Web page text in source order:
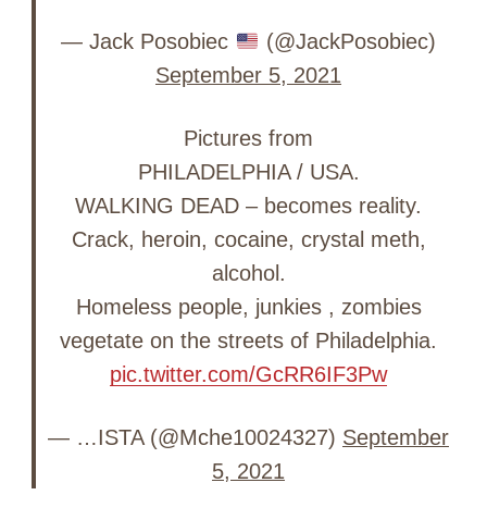
— Jack Posobiec
(@JackPosobiec)
September 5, 2021
Pictures from
PHILADELPHIA / USA.
WALKING DEAD – becomes reality.
Crack, heroin, cocaine, crystal meth,
alcohol.
Homeless people, junkies , zombies
vegetate on the streets of Philadelphia.
pic.twitter.com/GcRR6IF3Pw
— …ISTA (@Mche10024327) September
5, 2021